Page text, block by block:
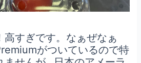
高すぎです。なぁぜなぁ
がついているので特